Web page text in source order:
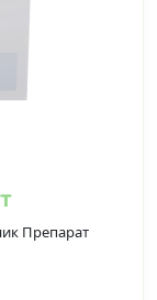
Препарат